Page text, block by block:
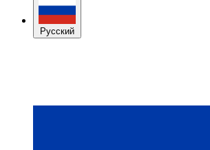
Русский